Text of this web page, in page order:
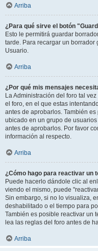
Arriba
¿Para qué sirve el botón
Esto le permitirá guardar
tarde. Para recargar un
Usuario.
Arriba
¿Por qué mis mensajes
La Administración del foro tal
el foro, en el que estas
antes de aprobarlos. También
ubicado en un grupo de
antes de aprobarlos. Por favor
información al respecto.
Arriba
¿Cómo hago para reactivar un
Puede hacerlo dándole clic al
viendo el mismo, puede
Sin embargo, si no lo visualiza,
deshabilitado o el tiempo para
También es posible reactivar un
lea las reglas del foro antes de
Arriba